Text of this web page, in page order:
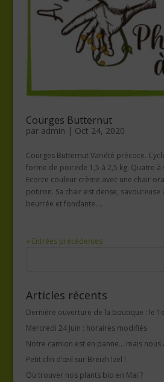
Courges Butternut
par admin | Oct 24, 2020
Courges Butternut Variété précoce.
forme de poirede 1,5 à 2,5 kg. Quatre à
Ecorce couleur crème avec une chair
potiron. Sa chair est dense, savoureuse
beurrée et fondante....
« Entrées précédentes
Articles récents
Dernière ouverture de la boutique : le
Mercredi 24 Juin : horaires modifiés
Notre camion est en panne… mais nous
Petit clin d’œil sur Breizh Izel !
Où trouver nos plants bio en Mai ?